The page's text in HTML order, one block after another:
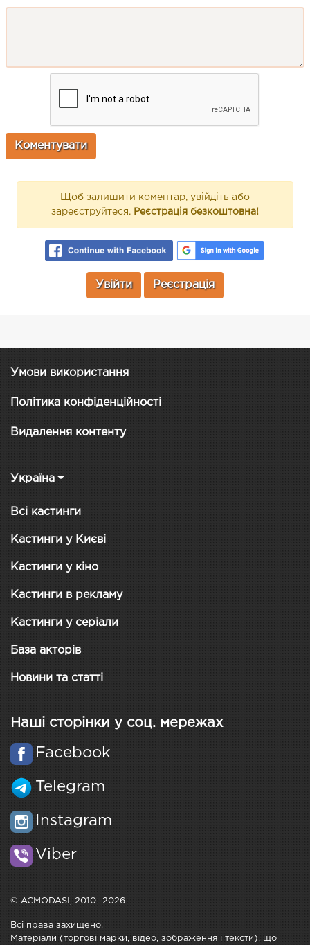
Щоб залишити коментар, увійдіть або
зареєструйтеся. Реєстрація безкоштовна!
Увійти Реєстрація
Умови використання
Політика конфіденційності
Видалення контенту
Україна
Всі кастинги
Кастинги у Києві
Кастинги у кіно
Кастинги в рекламу
Кастинги у серіали
База акторів
Новини та статті
Наші сторінки у соц. мережах
Facebook
Telegram
Instagram
Viber
© ACMODASI, 2010 -2026
Всі права захищено.
Матеріали (торгові марки, відео, зображення і тексти), що